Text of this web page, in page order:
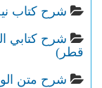
شرح كتاب
شرح كتابي
قطر)
شرح متن